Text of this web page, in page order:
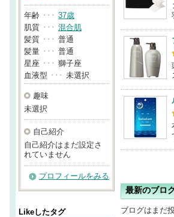
→
年齢 ･･･ 37歳
肌質 ･･･ 混合肌
髪質 ･･･ 普通
髪量 ･･･ 普通
星座 ･･･ 獅子座
血液型 ･･･ 未選択
趣味
未選択
自己紹介
自己紹介はまだ設定さ
れていません
プロフィールをみる
Likeしたタグ
最新のブロ
ブログはまだ